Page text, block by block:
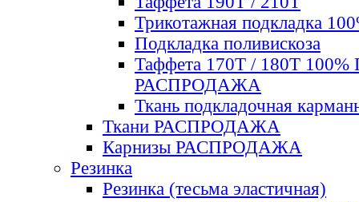
Трикотажная подкладка
Подкладка поливискоза
Таффета 170Т / 180Т 100%
РАСПРОДАЖА
Ткань подкладочная
Ткани РАСПРОДАЖА
Карнизы РАСПРОДАЖА
Резинка
Резинка (тесьма эластичная)